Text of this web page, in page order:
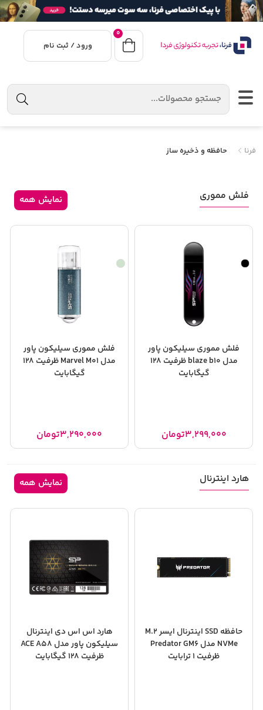
0
ورود / ثبت نام
فرنا حافظه و ذخیره ساز
فلش مموری نمایش همه
فلش مموری سیلیکون پاور
مدل blaze b10 ظرفیت 128
گیگابایت
3,299,000تومان
فلش مموری سیلیکون پاور
مدل Marvel M01 ظرفیت 128
گیگابایت
3,290,000تومان
هارد اینترنال نمایش همه
حافظه SSD اینترنال ایسر M.2
NVMe مدل Predator GM6
ظرفیت 1 ترابایت
هارد اس اس دی اینترنال
سیلیکون پاور مدل ACE A58
ظرفیت 128 گیگابایت